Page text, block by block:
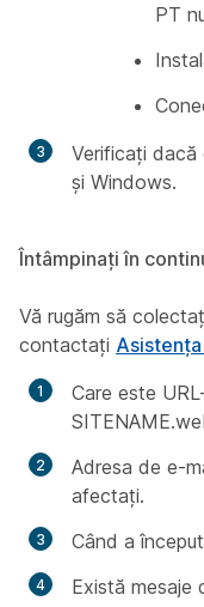
PT
Verificați dacă
și Windows.
Întâmpinați în
Vă rugăm să
contactați
Care este
Adresa de e-
afectați.
Când a
Există mesaje